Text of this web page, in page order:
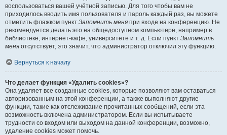
воспользоваться вашей учётной записью. Для того чтобы вам не
приходилось вводить имя пользователя и пароль каждый раз, вы можете
отметить флажком пункт Запомнить меня при входе на конференцию. Не
рекомендуется делать это на общедоступном компьютере, например в
библиотеке, интернет-кафе, университете и т. д. Если пункт Запомнить
меня отсутствует, это значит, что администратор отключил эту функцию.
Вернуться к началу
Что делает функция «Удалить cookies»?
Она удаляет все созданные cookies, которые позволяют вам оставаться
авторизованным на этой конференции, а также выполняют другие
функции, такие как отслеживание прочитанных сообщений, если эта
возможность включена администратором. Если вы испытываете
трудности со входом или выходом на данной конференции, возможно,
удаление cookies может помочь.